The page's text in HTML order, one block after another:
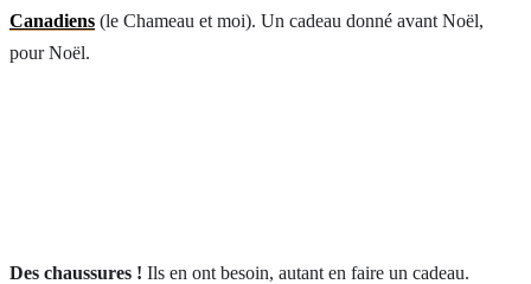
Canadiens (le Chameau et moi). Un cadeau donné avant Noël,
pour Noël.
Des chaussures ! Ils en ont besoin, autant en faire un cadeau.